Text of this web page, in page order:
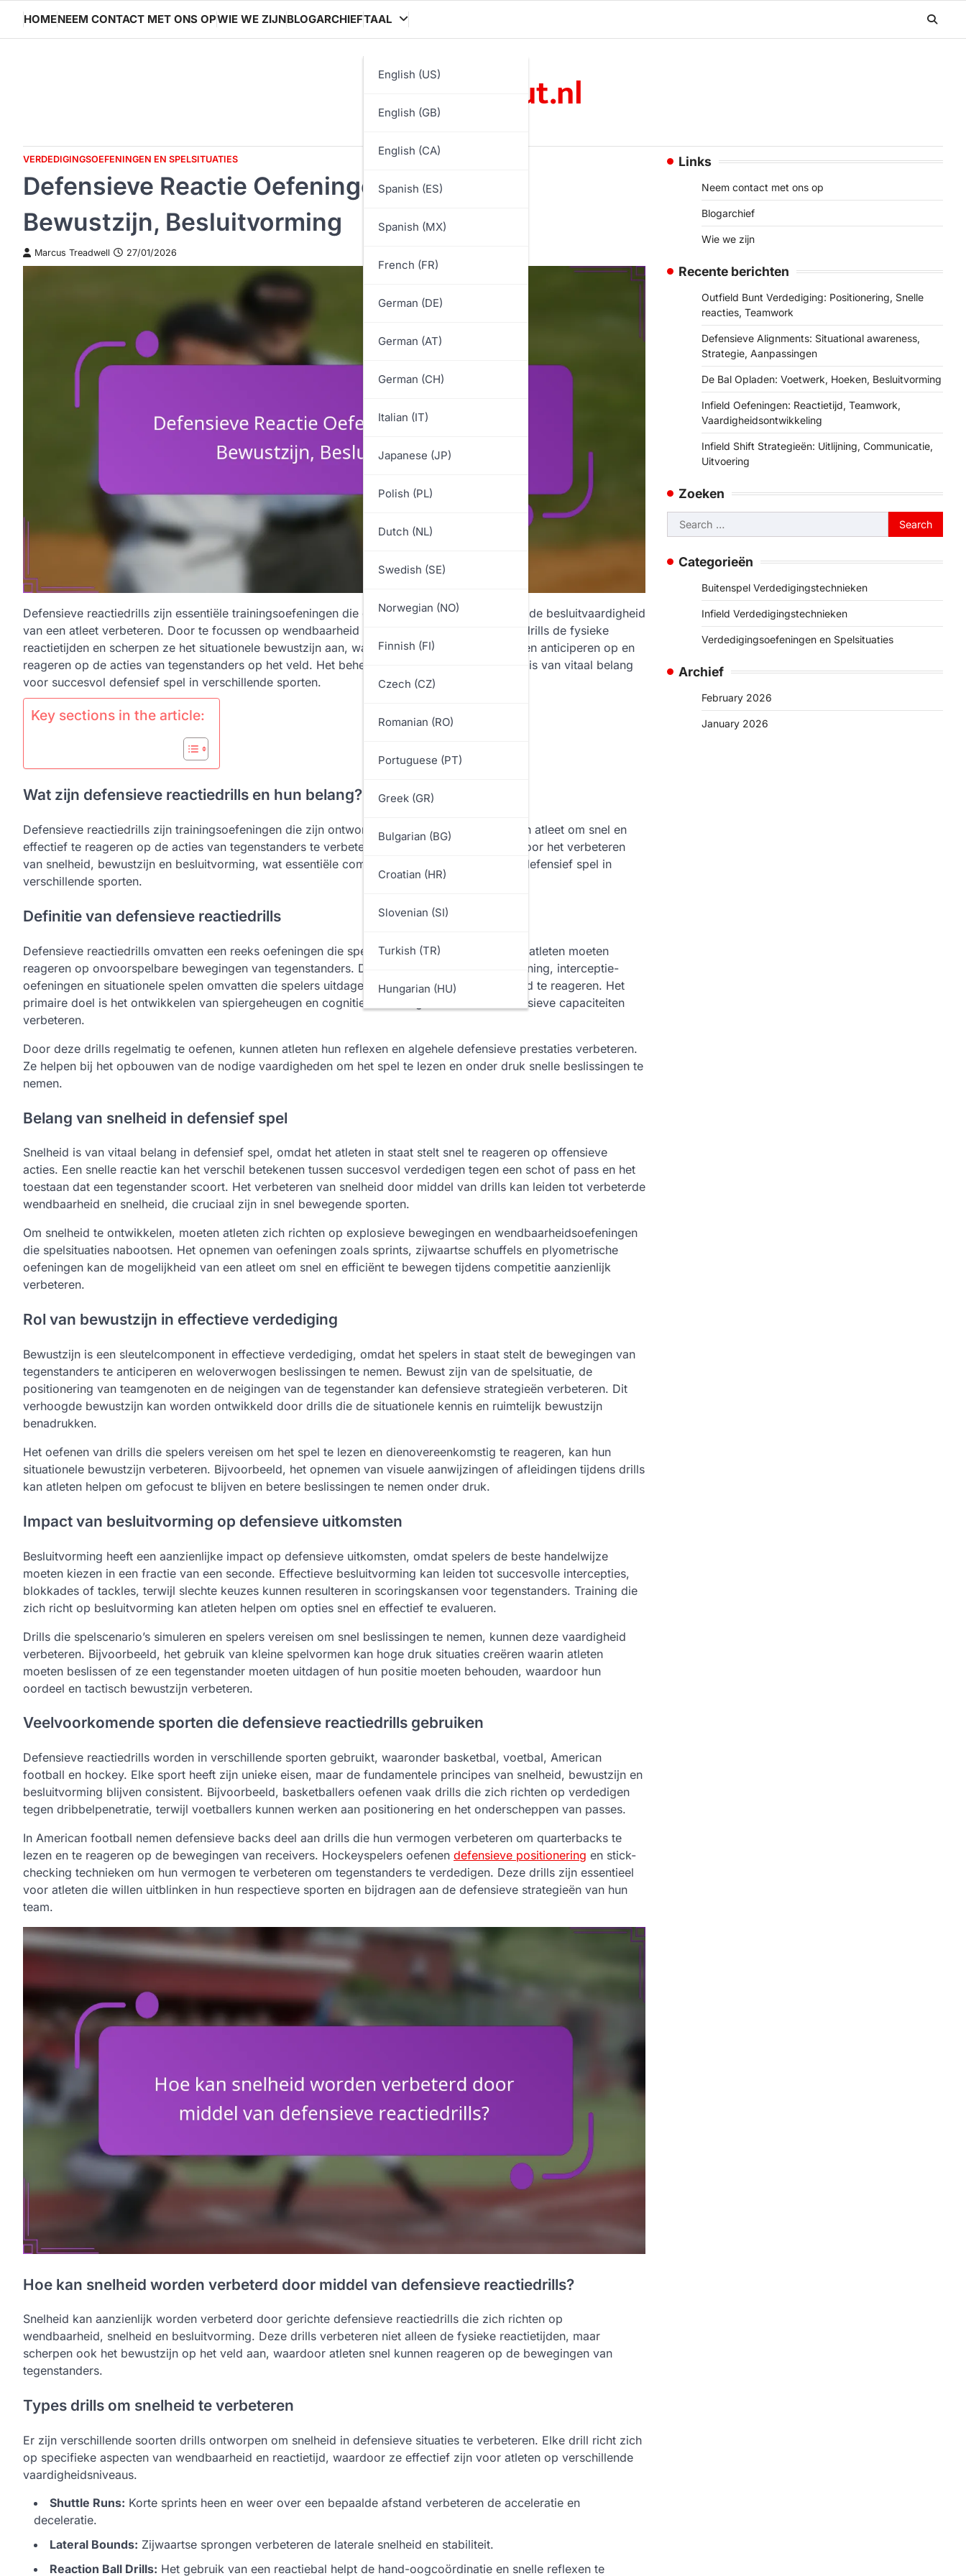
content
HOMENEEM CONTACT MET ONS OPWIE WE ZIJNBLOGARCHIEFTAAL
English (US)
English (GB)
English (CA)
Spanish (ES)
Spanish (MX)
French (FR)
German (DE)
German (AT)
German (CH)
Italian (IT)
Japanese (JP)
Polish (PL)
Dutch (NL)
Swedish (SE)
Norwegian (NO)
Finnish (FI)
Czech (CZ)
Romanian (RO)
Portuguese (PT)
Greek (GR)
Bulgarian (BG)
Croatian (HR)
Slovenian (SI)
Turkish (TR)
Hungarian (HU)
sammelwut.nl
VERDEDIGINGSOEFENINGEN EN SPELSITUATIES
Defensieve Reactie Oefeningen: Snelheid,
Bewustzijn, Besluitvorming
Marcus Treadwell 27/01/2026
Defensieve reactiedrills zijn essentiële trainingsoefeningen die de snelheid, het bewustzijn en de besluitvaardigheid
van een atleet verbeteren. Door te focussen op wendbaarheid en snelheid, verbeteren deze drills de fysieke
reactietijden en scherpen ze het situationele bewustzijn aan, waardoor spelers effectief kunnen anticiperen op en
reageren op de acties van tegenstanders op het veld. Het beheersen van deze vaardigheden is van vitaal belang
voor succesvol defensief spel in verschillende sporten.
Key sections in the article:
Wat zijn defensieve reactiedrills en hun belang?
Defensieve reactiedrills zijn trainingsoefeningen die zijn ontworpen om het vermogen van een atleet om snel en
effectief te reageren op de acties van tegenstanders te verbeteren. Deze drills zijn cruciaal voor het verbeteren
van snelheid, bewustzijn en besluitvorming, wat essentiële componenten zijn van succesvol defensief spel in
verschillende sporten.
Definitie van defensieve reactiedrills
Defensieve reactiedrills omvatten een reeks oefeningen die spelscenario’s simuleren, waarbij atleten moeten
reageren op onvoorspelbare bewegingen van tegenstanders. Deze drills kunnen schaduwtraining, interceptie-
oefeningen en situationele spelen omvatten die spelers uitdagen om te anticiperen en passend te reageren. Het
primaire doel is het ontwikkelen van spiergeheugen en cognitieve vaardigheden die de defensieve capaciteiten
verbeteren.
Door deze drills regelmatig te oefenen, kunnen atleten hun reflexen en algehele defensieve prestaties verbeteren.
Ze helpen bij het opbouwen van de nodige vaardigheden om het spel te lezen en onder druk snelle beslissingen te
nemen.
Belang van snelheid in defensief spel
Snelheid is van vitaal belang in defensief spel, omdat het atleten in staat stelt snel te reageren op offensieve
acties. Een snelle reactie kan het verschil betekenen tussen succesvol verdedigen tegen een schot of pass en het
toestaan dat een tegenstander scoort. Het verbeteren van snelheid door middel van drills kan leiden tot verbeterde
wendbaarheid en snelheid, die cruciaal zijn in snel bewegende sporten.
Om snelheid te ontwikkelen, moeten atleten zich richten op explosieve bewegingen en wendbaarheidsoefeningen
die spelsituaties nabootsen. Het opnemen van oefeningen zoals sprints, zijwaartse schuffels en plyometrische
oefeningen kan de mogelijkheid van een atleet om snel en efficiënt te bewegen tijdens competitie aanzienlijk
verbeteren.
Rol van bewustzijn in effectieve verdediging
Bewustzijn is een sleutelcomponent in effectieve verdediging, omdat het spelers in staat stelt de bewegingen van
tegenstanders te anticiperen en weloverwogen beslissingen te nemen. Bewust zijn van de spelsituatie, de
positionering van teamgenoten en de neigingen van de tegenstander kan defensieve strategieën verbeteren. Dit
verhoogde bewustzijn kan worden ontwikkeld door drills die de situationele kennis en ruimtelijk bewustzijn
benadrukken.
Het oefenen van drills die spelers vereisen om het spel te lezen en dienovereenkomstig te reageren, kan hun
situationele bewustzijn verbeteren. Bijvoorbeeld, het opnemen van visuele aanwijzingen of afleidingen tijdens drills
kan atleten helpen om gefocust te blijven en betere beslissingen te nemen onder druk.
Impact van besluitvorming op defensieve uitkomsten
Besluitvorming heeft een aanzienlijke impact op defensieve uitkomsten, omdat spelers de beste handelwijze
moeten kiezen in een fractie van een seconde. Effectieve besluitvorming kan leiden tot succesvolle intercepties,
blokkades of tackles, terwijl slechte keuzes kunnen resulteren in scoringskansen voor tegenstanders. Training die
zich richt op besluitvorming kan atleten helpen om opties snel en effectief te evalueren.
Drills die spelscenario’s simuleren en spelers vereisen om snel beslissingen te nemen, kunnen deze vaardigheid
verbeteren. Bijvoorbeeld, het gebruik van kleine spelvormen kan hoge druk situaties creëren waarin atleten
moeten beslissen of ze een tegenstander moeten uitdagen of hun positie moeten behouden, waardoor hun
oordeel en tactisch bewustzijn verbeteren.
Veelvoorkomende sporten die defensieve reactiedrills gebruiken
Defensieve reactiedrills worden in verschillende sporten gebruikt, waaronder basketbal, voetbal, American
football en hockey. Elke sport heeft zijn unieke eisen, maar de fundamentele principes van snelheid, bewustzijn en
besluitvorming blijven consistent. Bijvoorbeeld, basketballers oefenen vaak drills die zich richten op verdedigen
tegen dribbelpenetratie, terwijl voetballers kunnen werken aan positionering en het onderscheppen van passes.
In American football nemen defensieve backs deel aan drills die hun vermogen verbeteren om quarterbacks te
lezen en te reageren op de bewegingen van receivers. Hockeyspelers oefenen defensieve positionering en stick-
checking technieken om hun vermogen te verbeteren om tegenstanders te verdedigen. Deze drills zijn essentieel
voor atleten die willen uitblinken in hun respectieve sporten en bijdragen aan de defensieve strategieën van hun
team.
Hoe kan snelheid worden verbeterd door middel van defensieve reactiedrills?
Snelheid kan aanzienlijk worden verbeterd door gerichte defensieve reactiedrills die zich richten op
wendbaarheid, snelheid en besluitvorming. Deze drills verbeteren niet alleen de fysieke reactietijden, maar
scherpen ook het bewustzijn op het veld aan, waardoor atleten snel kunnen reageren op de bewegingen van
tegenstanders.
Types drills om snelheid te verbeteren
Er zijn verschillende soorten drills ontworpen om snelheid in defensieve situaties te verbeteren. Elke drill richt zich
op specifieke aspecten van wendbaarheid en reactietijd, waardoor ze effectief zijn voor atleten op verschillende
vaardigheidsniveaus.
Shuttle Runs: Korte sprints heen en weer over een bepaalde afstand verbeteren de acceleratie en
deceleratie.
Lateral Bounds: Zijwaartse sprongen verbeteren de laterale snelheid en stabiliteit.
Reaction Ball Drills: Het gebruik van een reactiebal helpt de hand-oogcoördinatie en snelle reflexen te
Links
Neem contact met ons op
Blogarchief
Wie we zijn
Recente berichten
Outfield Bunt Verdediging: Positionering, Snelle
reacties, Teamwork
Defensieve Alignments: Situational awareness,
Strategie, Aanpassingen
De Bal Opladen: Voetwerk, Hoeken, Besluitvorming
Infield Oefeningen: Reactietijd, Teamwork,
Vaardigheidsontwikkeling
Infield Shift Strategieën: Uitlijning, Communicatie,
Uitvoering
Zoeken
Search
for:
Categorieën
Buitenspel Verdedigingstechnieken
Infield Verdedigingstechnieken
Verdedigingsoefeningen en Spelsituaties
Archief
February 2026
January 2026